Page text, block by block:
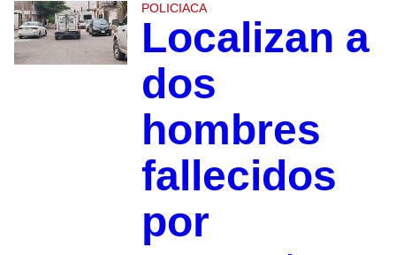
POLICIACA
Localizan a
dos
hombres
fallecidos
por